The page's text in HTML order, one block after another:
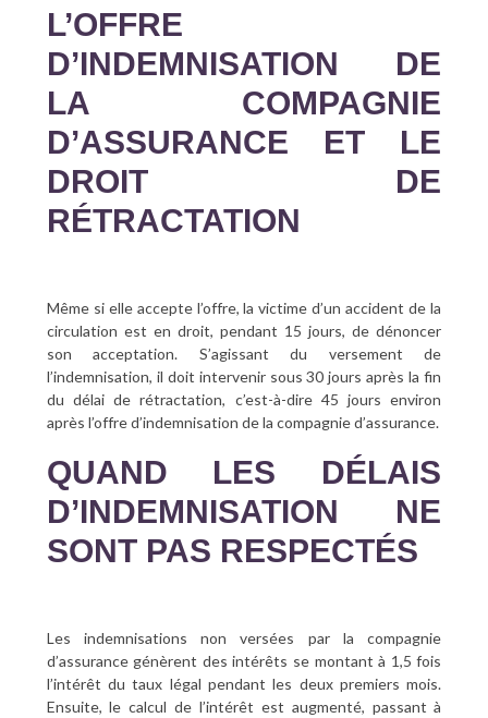
L’OFFRE
D’INDEMNISATION DE
LA COMPAGNIE
D’ASSURANCE ET LE
DROIT DE
RÉTRACTATION
Même si elle accepte l’offre, la victime d’un accident de la
circulation est en droit, pendant 15 jours, de dénoncer
son acceptation. S’agissant du versement de
l’indemnisation, il doit intervenir sous 30 jours après la fin
du délai de rétractation, c’est-à-dire 45 jours environ
après l’offre d’indemnisation de la compagnie d’assurance.
QUAND LES DÉLAIS
D’INDEMNISATION NE
SONT PAS RESPECTÉS
Les indemnisations non versées par la compagnie
d’assurance génèrent des intérêts se montant à 1,5 fois
l’intérêt du taux légal pendant les deux premiers mois.
Ensuite, le calcul de l’intérêt est augmenté, passant à